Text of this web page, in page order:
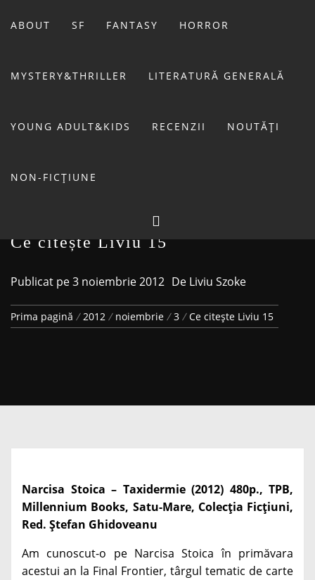
ABOUT SF FANTASY HORROR
MYSTERY&THRILLER LITERATURĂ GENERALĂ
YOUNG ADULT&KIDS RECENZII NOUTĂȚI
NON-FICȚIUNE
BIBLIOTECA LUI
Ce citește Liviu 15
Publicat pe3 noiembrie 2012 De Liviu Szoke
Prima pagină 2012 noiembrie 3 Ce citește Liviu 15
Narcisa Stoica – Taxidermie(2012) 480p., TPB,
Millennium Books, Satu-Mare, Colecția Ficțiuni,
Red. Ștefan Ghidoveanu
Am cunoscut-o pe Narcisa Stoica în primăvara
acestui an la Final Frontier, târgul tematic de carte